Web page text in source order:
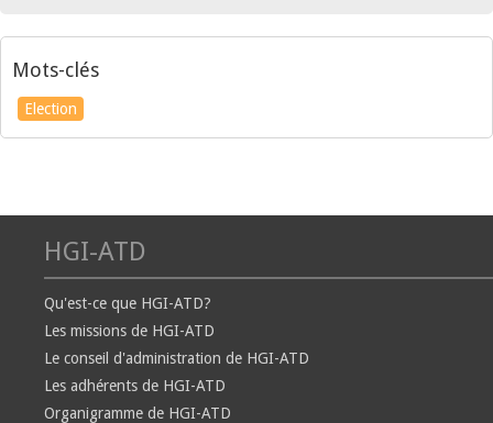
Mots-clés
Election
HGI-ATD
Qu'est-ce que HGI-ATD?
Les missions de HGI-ATD
Le conseil d'administration de HGI-ATD
Les adhérents de HGI-ATD
Organigramme de HGI-ATD